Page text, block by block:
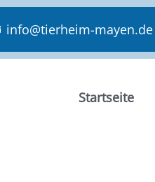
info@tierheim-mayen.de
Startseite